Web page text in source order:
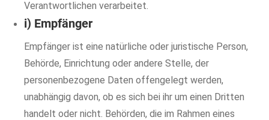
Verantwortlichen verarbeitet.
i) Empfänger
Empfänger ist eine natürliche oder juristische Person,
Behörde, Einrichtung oder andere Stelle, der
personenbezogene Daten offengelegt werden,
unabhängig davon, ob es sich bei ihr um einen Dritten
handelt oder nicht. Behörden, die im Rahmen eines